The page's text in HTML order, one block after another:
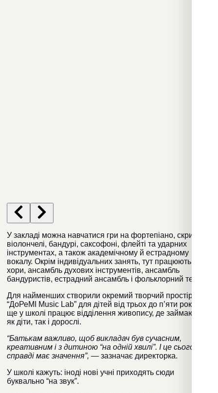
У закладі можна навчатися гри на фортепіано, скрипці,
віолончелі, бандурі, саксофоні, флейті та ударних
інструментах, а також академічному й естрадному
вокалу. Окрім індивідуальних занять, тут працюють
хори, ансамбль духових інструментів, ансамбль
бандуристів, естрадний ансамбль і фольклорний театр.
Для найменших створили окремий творчий простір —
“ДоРеМІ Music Lab” для дітей від трьох до п’яти років. А
ще у школі працює відділення живопису, де займаються
як діти, так і дорослі.
“Батькам важливо, щоб викладач був сучасним,
креативним і з дитиною “на одній хвилі”. І це сьогодні
справді має значення”, — зазначає директорка.
У школі кажуть: іноді нові учні приходять сюди
буквально “на звук”.